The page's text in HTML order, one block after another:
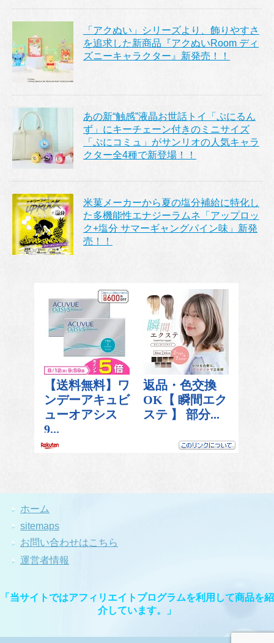
「アクぬい」シリーズより、飾りやすさ
を追求した新商品『アクぬいRoom ディ
ズニーキャラクター』新発売！！
あの新“触感”液晶お世話トイ「ぷにるん
ず」にキーチェーン付きのミニサイズ
「ぷにコミュ」がサンリオの人気キャラ
クター全4種で新登場！！
米菓メーカーから夏の塩分補給に特化し
た多機能性エナジーラムネ「アップロッ
ク+塩分 サマーギャングパイン味」新発
売！！
ホーム
sitemaps
お問い合わせはこちら
運営者情報
「当サイトではアフィリエイトプログラムを利用して商品を紹
介しています。」